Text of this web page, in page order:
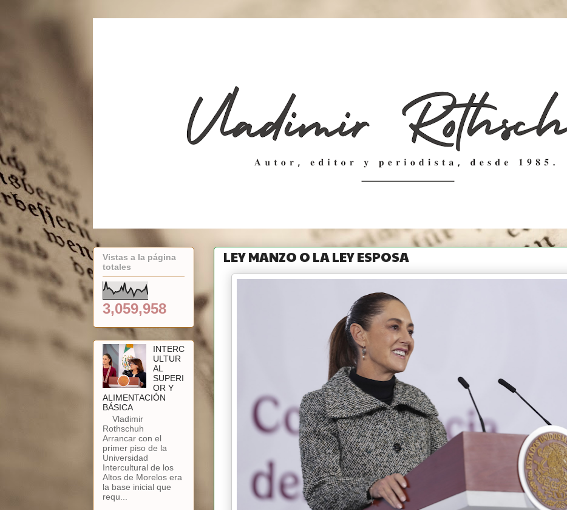
LEY MANZO O LA LEY ESPOSA
Vistas a la página
totales
3,059,958
INTERC
ULTUR
AL
SUPERI
OR Y
ALIMENTACIÓN
BÁSICA
Vladimir
Rothschuh
Arrancar con el
primer piso de la
Universidad
Intercultural de los
Altos de Morelos era
la base inicial que
requ...